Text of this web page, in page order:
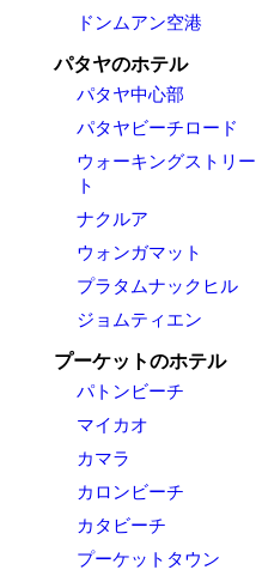
ドンムアン空港
パタヤのホテル
パタヤ中心部
パタヤビーチロード
ウォーキングストリー
ト
ナクルア
ウォンガマット
プラタムナックヒル
ジョムティエン
プーケットのホテル
パトンビーチ
マイカオ
カマラ
カロンビーチ
カタビーチ
プーケットタウン